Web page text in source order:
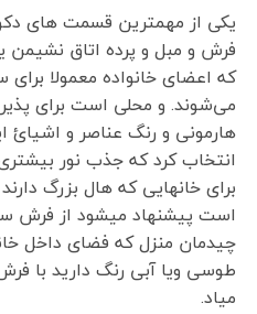
یکی از مهمترین قسمت های
فرش و مبل و پرده اتاق نشیمن
که اعضای خانواده معمولا
می‌شوند. و محلی است برای
هارمونی و رنگ عناصر و اشیائ
انتخاب کرد که جذب نور
برای خانهایی که هال بزرگ
است پیشنهاد میشود از فرش
چیدمان منزل که فضای داخل
طوسی ویا آبی رنگ دارید با
میاد.